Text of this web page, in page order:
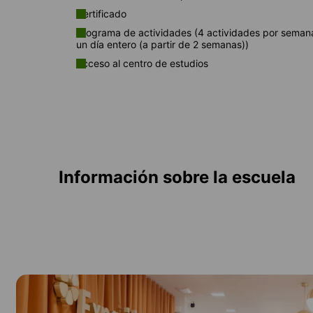
Certificado
Programa de actividades (4 actividades por
un día entero (a partir de 2 semanas))
Acceso al centro de estudios
Información sobre la escuela